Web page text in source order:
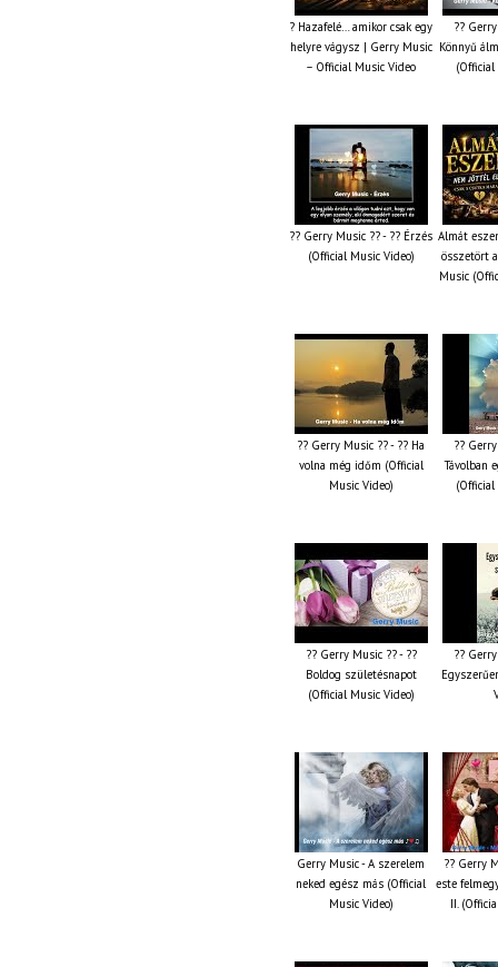
? Hazafelé… amikor csak egy
helyre vágysz | Gerry Music
– Official Music Video
??
Könnyű
(Official
?? Gerry Music ?? - ?? Érzés
(Official Music Video)
Almát
összetört
Music
?? Gerry Music ?? - ?? Ha
volna még időm (Official
Music Video)
??
Távolban
(Official
?? Gerry Music ?? - ??
Boldog születésnapot
(Official Music Video)
??
Gerry Music - A szerelem
neked egész más (Official
Music Video)
?? Gerry
este
II.